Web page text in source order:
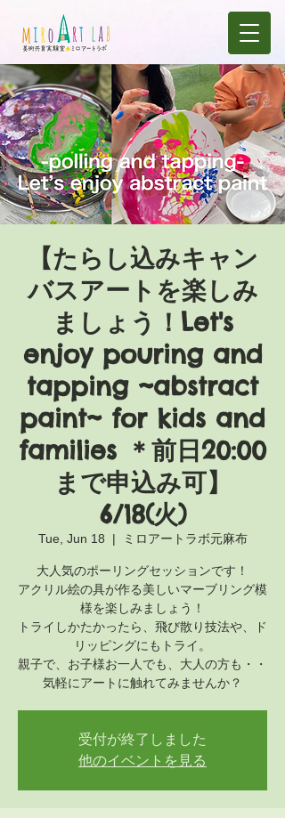
【たらし込みキャン
バスアートを楽しみ
ましょう！Let's
enjoy pouring and
tapping ~abstract
paint~ for kids and
families ＊前日20:00
まで申込み可】
6/18(火)
Tue, Jun 18
  |
ミロアートラボ元麻布
大人気のポーリングセッションです！
アクリル絵の具が作る美しいマーブリング模
様を楽しみましょう！
トライしかたかったら、飛び散り技法や、ド
リッピングにもトライ。
親子で、お子様お一人でも、大人の方も・・
気軽にアートに触れてみませんか？
受付が終了しました
他のイベントを見る